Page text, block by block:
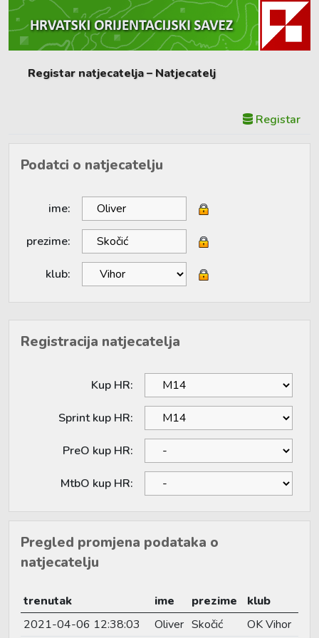
Registar natjecatelja – Natjecatelj
Registar
Podatci o natjecatelju
ime:
prezime:
klub:
Registracija natjecatelja
Kup HR:
Sprint kup HR:
PreO kup HR:
MtbO kup HR:
Pregled promjena podataka o
natjecatelju
trenutak ime prezime
klub
2021-04-06 12:38:03
Oliver Skočić OK Vihor